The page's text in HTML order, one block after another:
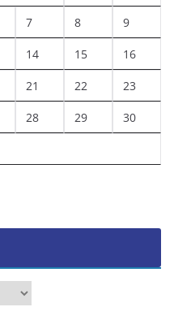
7 8 9
14 15 16
21 22 23
28 29 30